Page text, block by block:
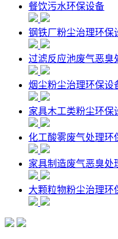
餐饮污水环保设备
钢铁厂粉尘治理环保
过滤反应池废气恶臭
烟尘粉尘治理环保设
家具木工类粉尘环保
化工酸雾废气处理环
家具制造废气恶臭处
大颗粒物粉尘治理环